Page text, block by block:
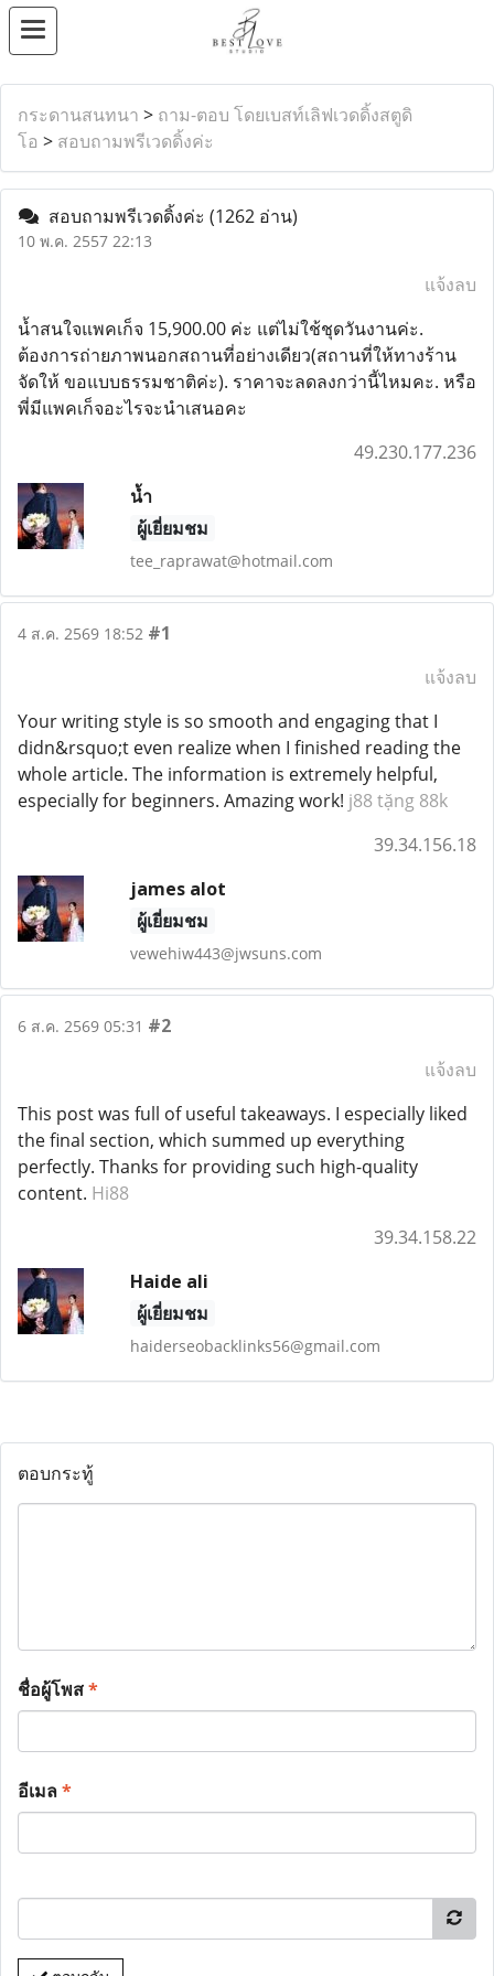
กระดานสนทนา > ถาม-ตอบ โดยเบสท์เลิฟเวดดิ้งสตูดิ
โอ > สอบถามพรีเวดดิ้งค่ะ
สอบถามพรีเวดดิ้งค่ะ (1262 อ่าน)
10 พ.ค. 2557 22:13
แจ้งลบ
น้ำสนใจแพคเก็จ 15,900.00 ค่ะ แต่ไม่ใช้ชุดวันงานค่ะ.
ต้องการถ่ายภาพนอกสถานที่อย่างเดียว(สถานที่ให้ทางร้าน
จัดให้ ขอแบบธรรมชาติค่ะ). ราคาจะลดลงกว่านี้ไหมคะ. หรือ
พี่มีแพคเก็จอะไรจะนำเสนอคะ
49.230.177.236
น้ำ
ผู้เยี่ยมชม
tee_raprawat@hotmail.com
4 ส.ค. 2569 18:52 #1
แจ้งลบ
Your writing style is so smooth and engaging that I
didn&rsquo;t even realize when I finished reading the
whole article. The information is extremely helpful,
especially for beginners. Amazing work! j88 tặng 88k
39.34.156.18
james alot
ผู้เยี่ยมชม
vewehiw443@jwsuns.com
6 ส.ค. 2569 05:31 #2
แจ้งลบ
This post was full of useful takeaways. I especially liked
the final section, which summed up everything
perfectly. Thanks for providing such high-quality
content. Hi88
39.34.158.22
Haide ali
ผู้เยี่ยมชม
haiderseobacklinks56@gmail.com
ตอบกระทู้
ชื่อผู้โพส*
อีเมล*